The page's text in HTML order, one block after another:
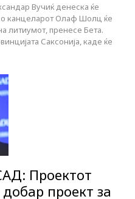
Вучиќ денеска ќе
канцеларот Олаф Шолц ќе
литиумот, пренесе Бета.
Саксонија, каде ќе
Проектот
проект за